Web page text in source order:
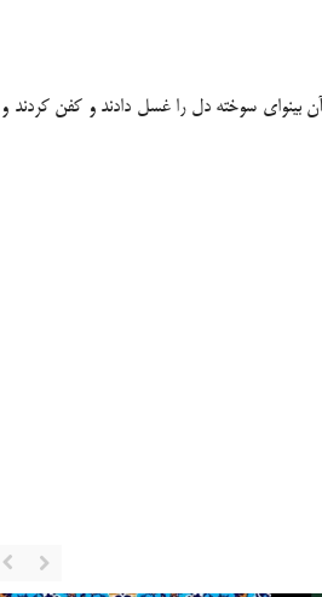
بينواي سوخته دل را غسل دادند و كفن كردند و